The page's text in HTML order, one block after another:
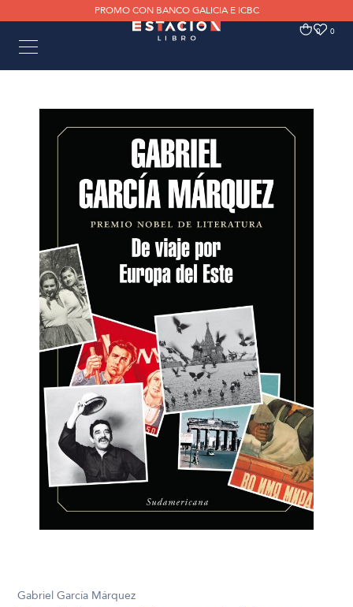
PROMO CON BANCO GALICIA E ICBC
0 0
Gabriel García Márquez